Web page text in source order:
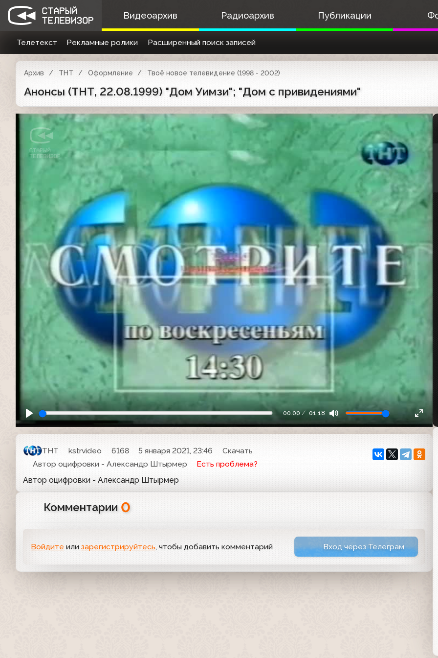
Видеоархив Радиоархив Публикации
Телетекст Рекламные ролики Расширенный поиск записей
Архив ТНТ Оформление Твоё новое телевидение (1998 - 2002)
Анонсы (ТНТ, 22.08.1999) "Дом Уимзи"; "Дом с привидениями"
00:00 01:18
ТНТ kstrvideo 6168 5 января 2021, 23:46
Скачать
Автор оцифровки - Александр Штырмер
Есть проблема?
Автор оцифровки - Александр Штырмер
Комментарии 0
Войдите или зарегистрируйтесь, чтобы добавить комментарий Вход через Телеграм